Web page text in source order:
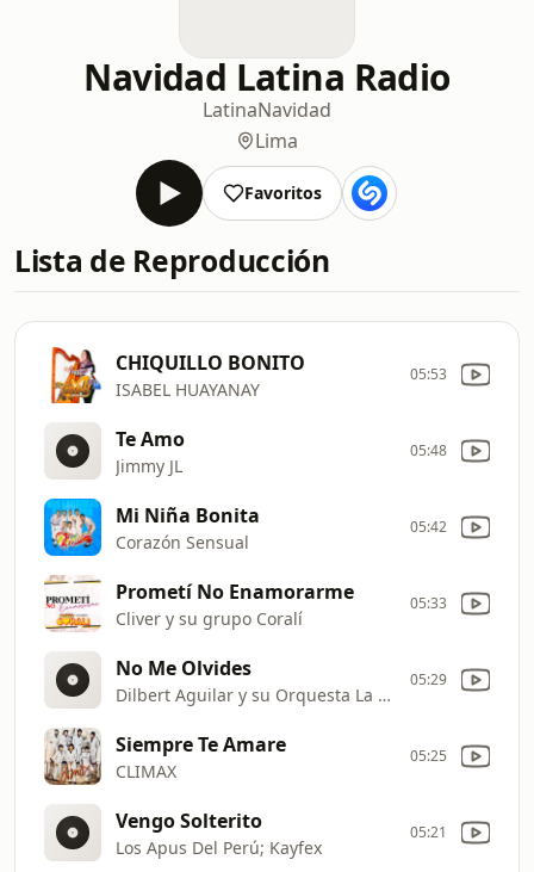
Navidad Latina Radio
LatinaNavidad
Lima
Favoritos
Lista de Reproducción
CHIQUILLO BONITO
ISABEL HUAYANAY
05:53
Te Amo
Jimmy JL
05:48
Mi Niña Bonita
Corazón Sensual
05:42
Prometí No Enamorarme
Cliver y su grupo Coralí
05:33
No Me Olvides
Dilbert Aguilar y su Orquesta La Tribu
05:29
Siempre Te Amare
CLIMAX
05:25
Vengo Solterito
Los Apus Del Perú; Kayfex
05:21